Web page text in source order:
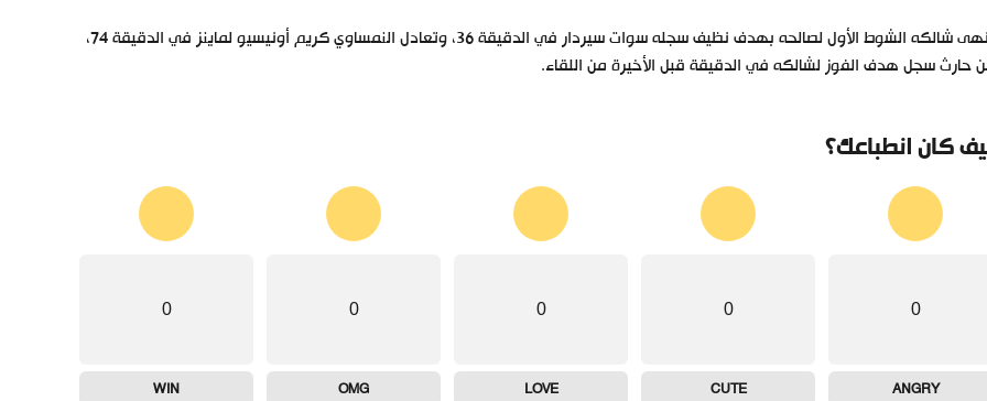
وأنهى شالكه الشوط الأول لصالحه بهدف نظيف سجله سوات سيردار في الدقيقة 36، وتعادل النمساوي كريم أونيسيو لماينز في الدقيقة 74،
حارث سجل هدف الفوز لشالكه في الدقيقة قبل الأخيرة من اللقاء.
كان انطباعك؟
0
ANGRY
0
CUTE
0
LOVE
0
OMG
0
WIN